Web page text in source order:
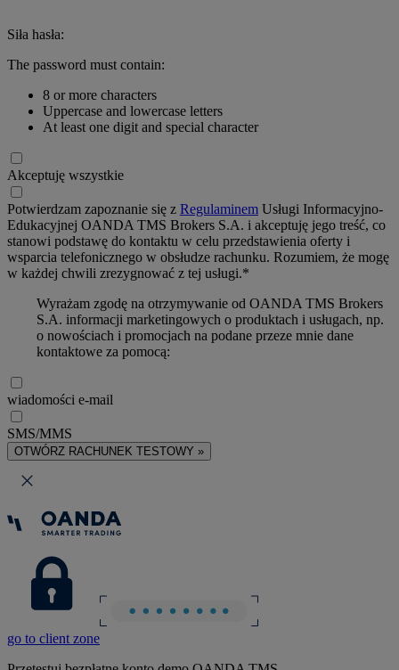
Siła hasła:
The password must contain:
8 or more characters
Uppercase and lowercase letters
At least one digit and special character
Akceptuję wszystkie
Potwierdzam zapoznanie się z Regulaminem Usługi Informacyjno-
Edukacyjnej OANDA TMS Brokers S.A. i akceptuję jego treść, co
stanowi podstawę do kontaktu w celu przedstawienia oferty i
wsparcia telefonicznego w obsłudze rachunku. Rozumiem, że mogę
w każdej chwili zrezygnować z tej usługi.*
Wyrażam zgodę na otrzymywanie od OANDA TMS Brokers
S.A. informacji marketingowych o produktach i usługach, np.
o nowościach i promocjach na podane przeze mnie dane
kontaktowe za pomocą:
wiadomości e-mail
SMS/MMS
OTWÓRZ RACHUNEK TESTOWY »
go to client zone